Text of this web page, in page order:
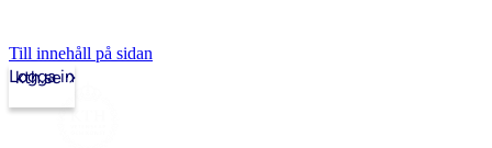
Till innehåll på sidan
kth.se
Logga in